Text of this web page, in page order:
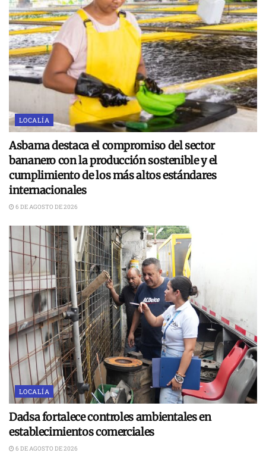
LOCALÍA
Asbama destaca el compromiso del sector
bananero con la producción sostenible y el
cumplimiento de los más altos estándares
internacionales
6 DE AGOSTO DE 2026
LOCALÍA
Dadsa fortalece controles ambientales en
establecimientos comerciales
6 DE AGOSTO DE 2026